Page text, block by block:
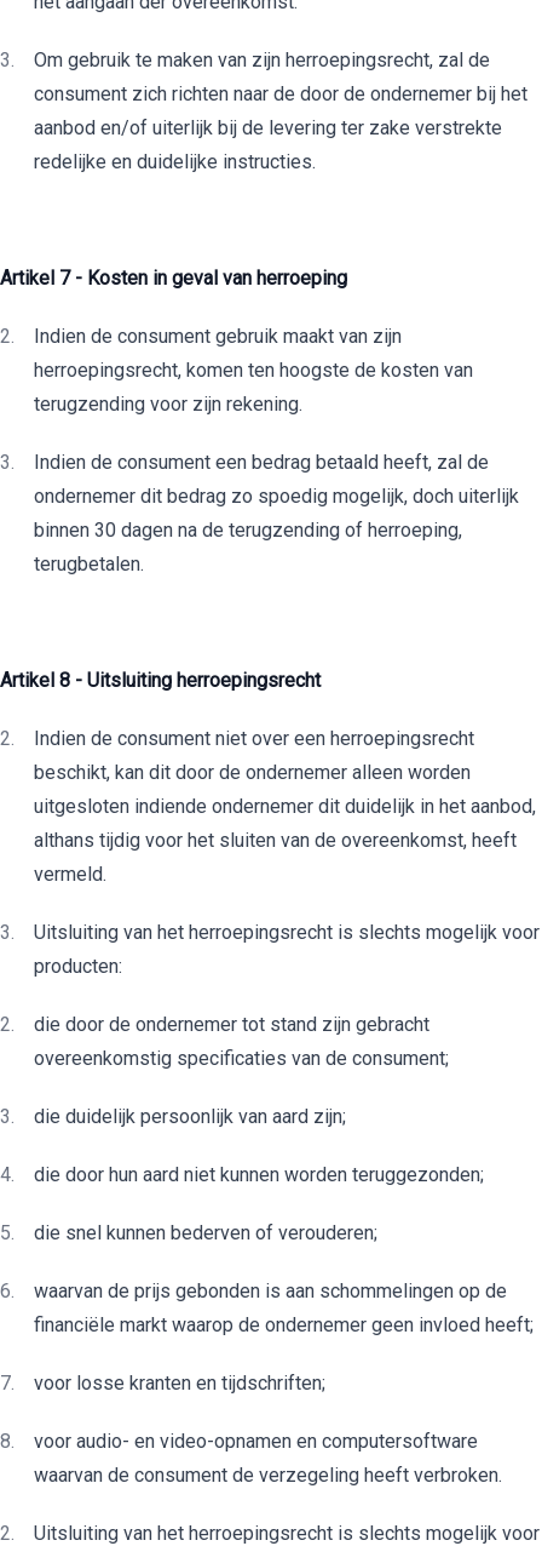
Om gebruik te maken van zijn herroepingsrecht, zal de
consument zich richten naar de door de ondernemer bij het
aanbod en/of uiterlijk bij de levering ter zake verstrekte
redelijke en duidelijke instructies.
Artikel 7 - Kosten in geval van herroeping
Indien de consument gebruik maakt van zijn
herroepingsrecht, komen ten hoogste de kosten van
terugzending voor zijn rekening.
Indien de consument een bedrag betaald heeft, zal de
ondernemer dit bedrag zo spoedig mogelijk, doch uiterlijk
binnen 30 dagen na de terugzending of herroeping,
terugbetalen.
Artikel 8 - Uitsluiting herroepingsrecht
Indien de consument niet over een herroepingsrecht
beschikt, kan dit door de ondernemer alleen worden
uitgesloten indiende ondernemer dit duidelijk in het aanbod,
althans tijdig voor het sluiten van de overeenkomst, heeft
vermeld.
Uitsluiting van het herroepingsrecht is slechts mogelijk voor
producten:
die door de ondernemer tot stand zijn gebracht
overeenkomstig specificaties van de consument;
die duidelijk persoonlijk van aard zijn;
die door hun aard niet kunnen worden teruggezonden;
die snel kunnen bederven of verouderen;
waarvan de prijs gebonden is aan schommelingen op de
financiële markt waarop de ondernemer geen invloed heeft;
voor losse kranten en tijdschriften;
voor audio- en video-opnamen en computersoftware
waarvan de consument de verzegeling heeft verbroken.
Uitsluiting van het herroepingsrecht is slechts mogelijk voor